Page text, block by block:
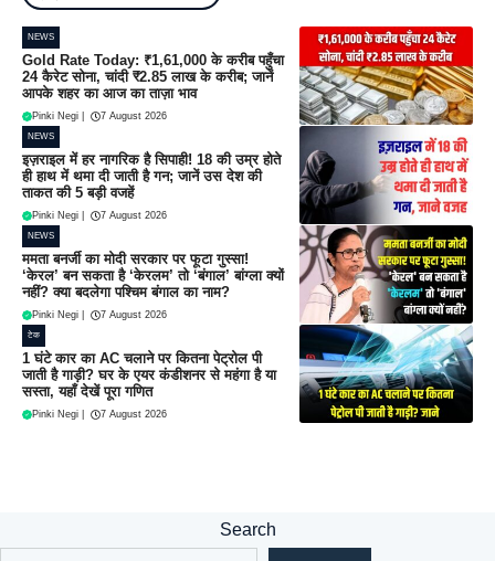
NEWS
Gold Rate Today: ₹1,61,000 के करीब पहुँचा
24 कैरेट सोना, चांदी ₹2.85 लाख के करीब; जानें
आपके शहर का आज का ताज़ा भाव
Pinki Negi 7 August 2026
NEWS
इज़राइल में हर नागरिक है सिपाही! 18 की उम्र होते
ही हाथ में थमा दी जाती है गन; जानें उस देश की
ताकत की 5 बड़ी वजहें
Pinki Negi 7 August 2026
NEWS
ममता बनर्जी का मोदी सरकार पर फूटा गुस्सा!
‘केरल’ बन सकता है ‘केरलम’ तो ‘बंगाल’ बांग्ला क्यों
नहीं? क्या बदलेगा पश्चिम बंगाल का नाम?
Pinki Negi 7 August 2026
टेक
1 घंटे कार का AC चलाने पर कितना पेट्रोल पी
जाती है गाड़ी? घर के एयर कंडीशनर से महंगा है या
सस्ता, यहाँ देखें पूरा गणित
Pinki Negi 7 August 2026
Search